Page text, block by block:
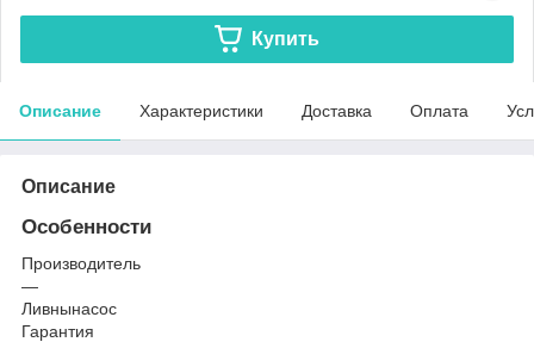
Купить
Описание Характеристики Доставка Оплата
Описание
Особенности
Производитель
—
Ливнынасос
Гарантия